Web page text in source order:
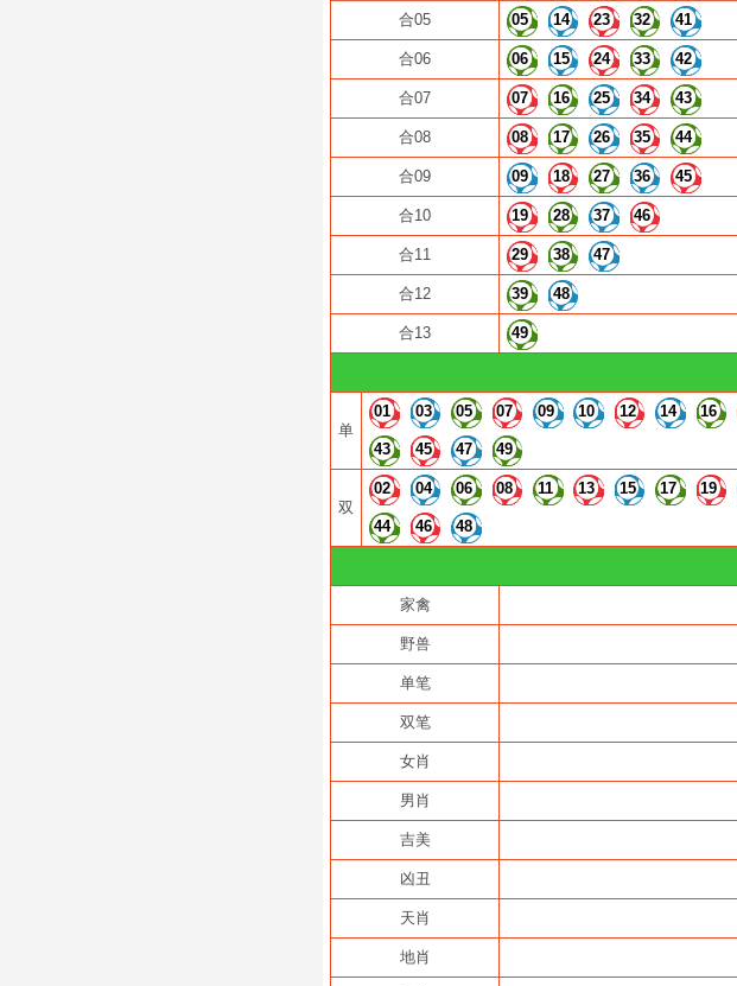
合05 05 14 23 32 41
合06 06 15 24 33 42
合07 07 16 25 34 43
合08 08 17 26 35 44
合09 09 18 27 36 45
合10 19 28 37 46
合11 29 38 47
合12 39 48
合13 49
单
01 03 05 07 09 10 12 14 16
43 45 47 49
双
02 04 06 08 11 13 15 17 19
44 46 48
家禽
野兽
单笔
双笔
女肖
男肖
吉美
凶丑
天肖
地肖